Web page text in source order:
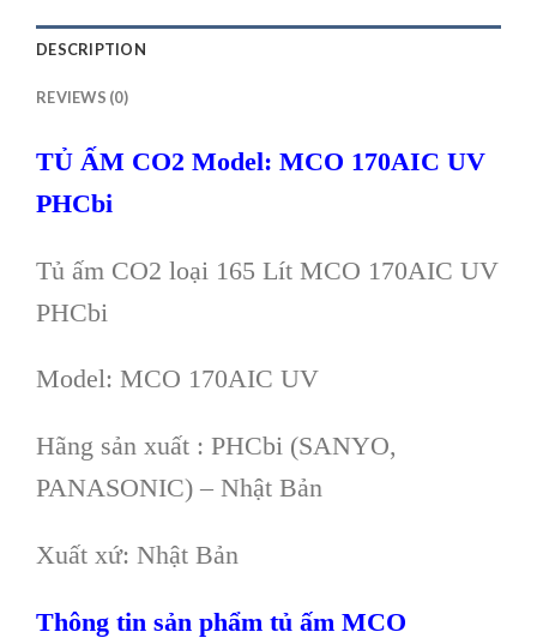
DESCRIPTION
REVIEWS (0)
TỦ ẤM CO2 Model: MCO 170AIC UV
PHCbi
Tủ ấm CO2 loại 165 Lít MCO 170AIC UV
PHCbi
Model: MCO 170AIC UV
Hãng sản xuất : PHCbi (SANYO,
PANASONIC) – Nhật Bản
Xuất xứ: Nhật Bản
Thông tin sản phẩm tủ ấm MCO